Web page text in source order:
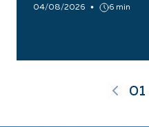
04/08/2026 6 min
01